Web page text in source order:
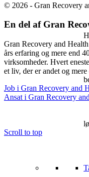
© 2026 - Gran Recovery
En del af Gran
Gran Recovery and
års erfaring og mere end
virksomheder. Hvert
et liv, der er andet og
Job i Gran Recovery and
Ansat i Gran Recovery
Scroll to top